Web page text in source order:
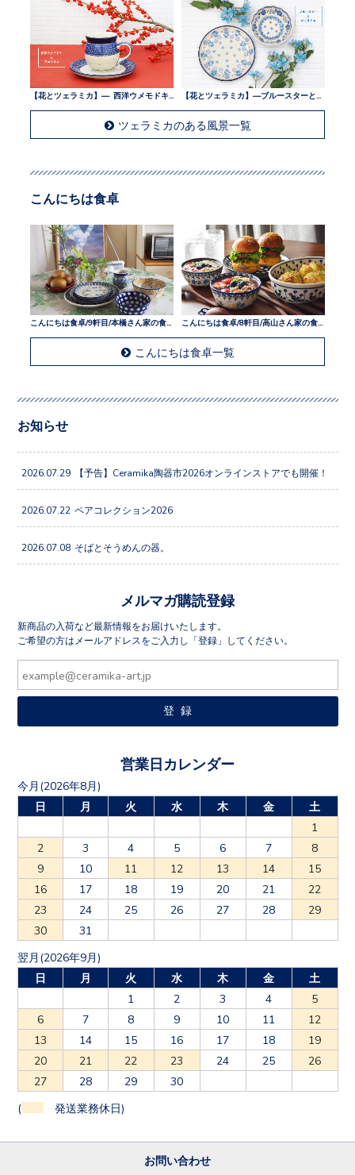
ツェラミカのある風景一覧
こんにちは食卓
こんにちは食卓/9軒目/本橋さん家の食卓
こんにちは食卓一覧
お知らせ
2026.07.29 【予告】Ceramika陶器市2026オンラインストアでも開催！
2026.07.22 ペアコレクション2026
2026.07.08 そばとそうめんの器。
メルマガ購読登録
新商品の入荷など最新情報をお届けいたします。
ご希望の方はメールアドレスをご入力し「登録」してください。
営業日カレンダー
今月(2026年8月)
日
月 火 水 木 金
土
1
2
3 4 5 6 7
8
9
10 11 12 13 14
15
16
17 18 19 20 21
22
23
24 25 26 27 28
29
30
31
翌月(2026年9月)
日
月 火 水 木 金
土
1
2 3 4
5
6
7 8 9 10 11
12
13
14 15 16 17 18
19
20
21 22 23 24 25
26
27
28 29 30
( 発送業務休日)
お問い合わせ